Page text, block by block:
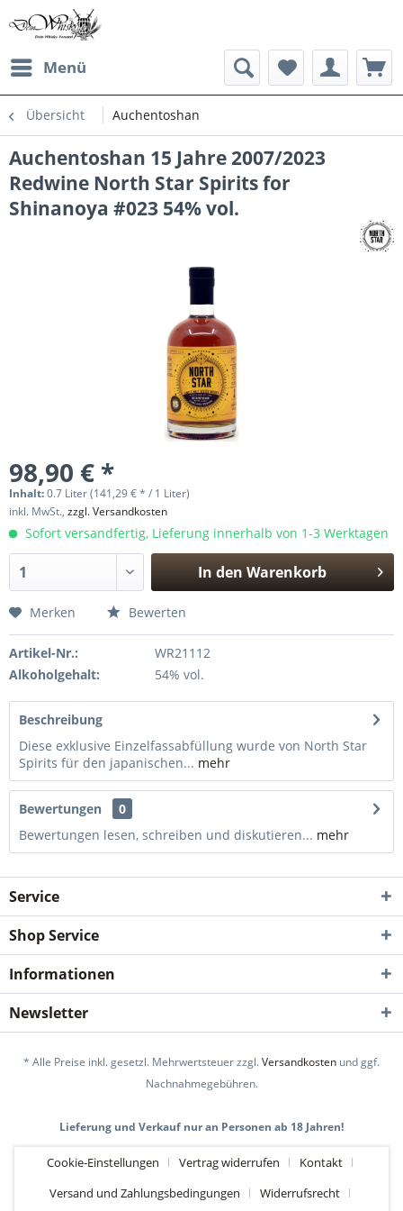
Menü
Übersicht Auchentoshan
Auchentoshan 15 Jahre 2007/2023
Redwine North Star Spirits for
Shinanoya #023 54% vol.
98,90 € *
Inhalt:0.7 Liter (141,29 € * / 1 Liter)
inkl. MwSt., zzgl. Versandkosten
Sofort versandfertig, Lieferung innerhalb von 1-3 Werktagen
In den Warenkorb
Merken Bewerten
Artikel-Nr.:
WR21112
Alkoholgehalt:
54% vol.
Beschreibung
Diese exklusive Einzelfassabfüllung wurde von North Star
Spirits für den japanischen... mehr
Bewertungen
0
Bewertungen lesen, schreiben und diskutieren... mehr
Service
Shop Service
Informationen
Newsletter
* Alle Preise inkl. gesetzl. Mehrwertsteuer zzgl.Versandkosten und ggf.
Nachnahmegebühren.
Lieferung und Verkauf nur an Personen ab 18 Jahren!
Cookie-Einstellungen Vertrag widerrufen
Kontakt
Versand und Zahlungsbedingungen
Widerrufsrecht